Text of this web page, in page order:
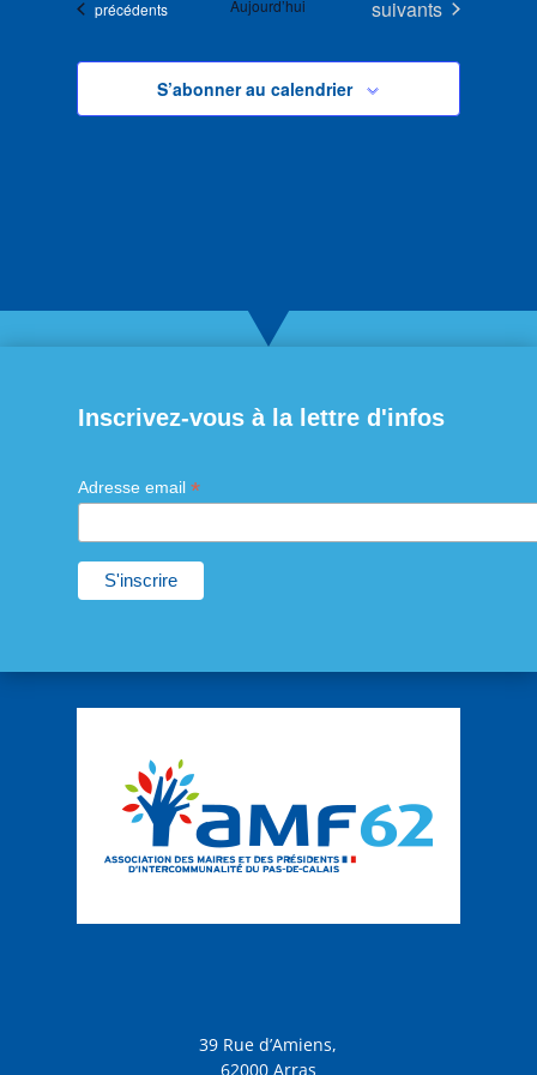
Évènements
précédents Aujourd’hui Évènements
suivants
S’abonner au calendrier
Inscrivez-vous à la lettre d'infos
Adresse email *
39 Rue d’Amiens,
62000 Arras